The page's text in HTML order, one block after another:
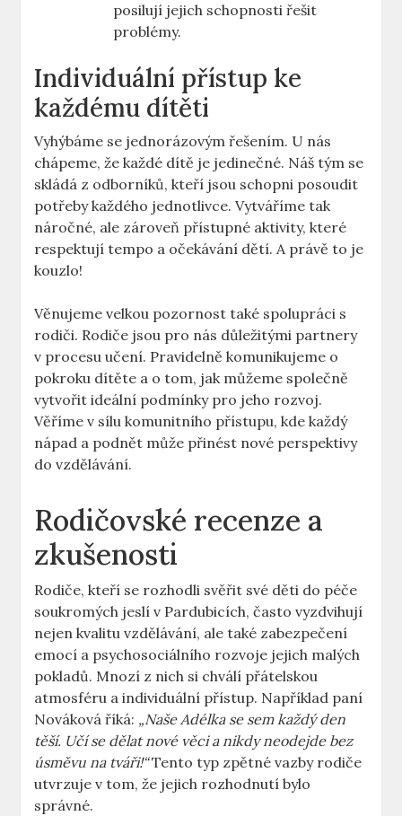
posilují jejich schopnosti řešit
problémy.
Individuální přístup ke
každému dítěti
Vyhýbáme se jednorázovým řešením. U nás
chápeme, že každé dítě je jedinečné. Náš tým se
skládá z odborníků, kteří jsou schopni posoudit
potřeby každého jednotlivce. Vytváříme tak
náročné, ale zároveň přístupné aktivity, které
respektují tempo a očekávání dětí. A právě to je
kouzlo!
Věnujeme velkou pozornost také spolupráci s
rodiči. Rodiče jsou pro nás důležitými partnery
v procesu učení. Pravidelně komunikujeme o
pokroku dítěte a o tom, jak můžeme společně
vytvořit ideální podmínky pro jeho rozvoj.
Věříme v sílu komunitního přístupu, kde každý
nápad a podnět může přinést nové perspektivy
do vzdělávání.
Rodičovské recenze a
zkušenosti
Rodiče, kteří se rozhodli svěřit své děti do péče
soukromých jeslí v Pardubicích, často vyzdvihují
nejen kvalitu vzdělávání, ale také zabezpečení
emocí a psychosociálního rozvoje jejich malých
pokladů. Mnozí z nich si chválí přátelskou
atmosféru a individuální přístup. Například paní
Nováková říká: „Naše Adélka se sem každý den
těší. Učí se dělat nové věci a nikdy neodejde bez
úsměvu na tváři!“Tento typ zpětné vazby rodiče
utvrzuje v tom, že jejich rozhodnutí bylo
správné.